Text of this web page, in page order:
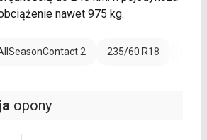
nawet 975 kg.
2 235/60 R18
opony